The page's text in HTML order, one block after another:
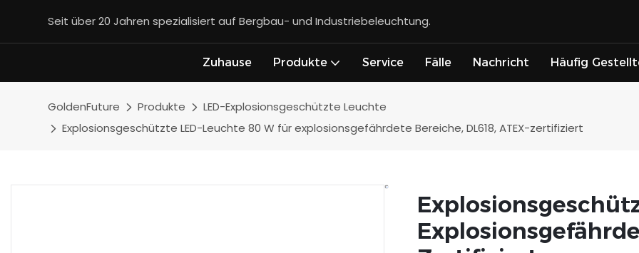
Seit über 20 Jahren spezialisiert auf Bergbau- und Industriebeleuchtung.
Zuhause Produkte Service Fälle Nachricht Häufig
GoldenFuture Produkte
LED-Explosionsgeschützte Leuchte
Explosionsgeschützte LED-Leuchte 80 W für explosionsgefährdete Bereiche, DL618, ATEX-zertifiziert